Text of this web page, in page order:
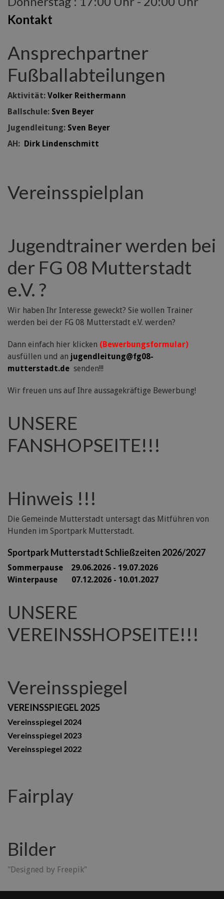
Kontakt
Ansprechpartner
Fußballabteilungen
Aktivität: Volker Reithermann
Ballschule: Sven Beyer
Jugendleitung: Sven Beyer
AH: Dirk Lindenschmitt
Vereinsspielplan
Jugendtrainer werden bei
der FG 08 Mutterstadt
e.V. ?
Wir haben Ihr Interesse geweckt? Sie wollen Trainer
werden bei der FG 08 Mutterstadt e.V. werden?
Dann einfach hier klicken (Bewerbungsformular)
ausfüllen und an jugendleitung@fg08-
mutterstadt.de senden!!!
Wir freuen uns auf Ihre aussagekräftige Bewerbung!
UNSERE
FANSHOPSEITE!!!
Hinweis !!!
Die Gemeinde Mutterstadt untersagt das Mitführen von
Hunden im Sportpark Mutterstadt.
Sportpark Mutterstadt Schließzeiten 2026/2027
Sommerpause 29.06.2026 - 19.07.2026
Winterpause 07.12.2026 - 10.01.2027
UNSERE
VEREINSSHOPSEITE!!!
Vereinsspiegel
VEREINSSPIEGEL 2025
Vereinsspiegel 2024
Vereinsspiegel 2023
Vereinsspiegel 2022
Fairplay
Bilder
"Designed by Freepik"